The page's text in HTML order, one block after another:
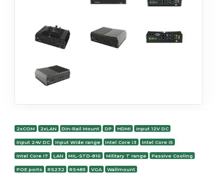
2xCOM 2xLAN Din-Rail Mount DP HDMI Input 12V DC
Input 24V DC Input Wide range Intel Core i3 Intel Core i5
Intel Core i7 LAN MIL-STD-810 Military T range Passive Cooling
POE ports RS232 RS485 VGA Wallmount